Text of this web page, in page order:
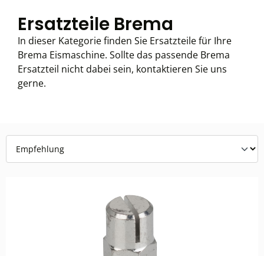
Ersatzteile Brema
In dieser Kategorie finden Sie Ersatzteile für Ihre
Brema Eismaschine. Sollte das passende Brema
Ersatzteil nicht dabei sein, kontaktieren Sie uns
gerne.